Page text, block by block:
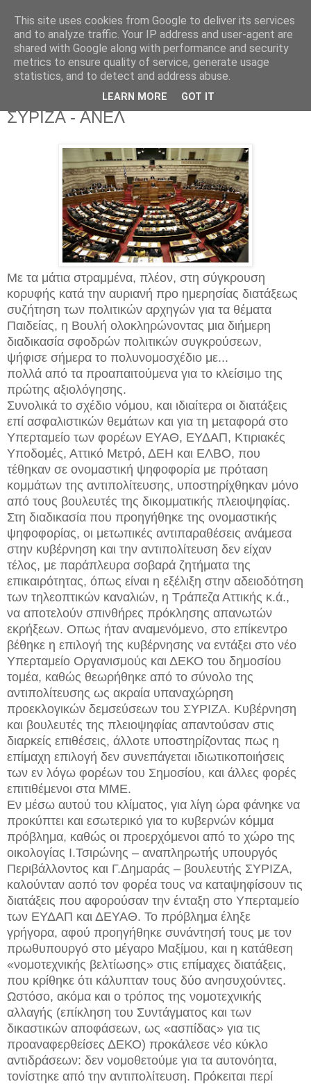
Τρίτη 27 Σεπτεμβρίου 2016
Ψηφίστηκαν τα προαπαιτούμενα από
ΣΥΡΙΖΑ - ΑΝΕΛ
Με τα μάτια στραμμένα, πλέον, στη σύγκρουση
κορυφής κατά την αυριανή προ ημερησίας διατάξεως
συζήτηση των πολιτικών αρχηγών για τα θέματα
Παιδείας, η Βουλή ολοκληρώνοντας μια διήμερη
διαδικασία σφοδρών πολιτικών συγκρούσεων,
ψήφισε σήμερα το πολυνομοσχέδιο με...
πολλά από τα προαπαιτούμενα για το κλείσιμο της
πρώτης αξιολόγησης.
Συνολικά το σχέδιο νόμου, και ιδιαίτερα οι διατάξεις
επί ασφαλιστικών θεμάτων και για τη μεταφορά στο
Υπερταμείο των φορέων ΕΥΑΘ, ΕΥΔΑΠ, Κτιριακές
Υποδομές, Αττικό Μετρό, ΔΕΗ και ΕΛΒΟ, που
τέθηκαν σε ονομαστική ψηφοφορία με πρόταση
κομμάτων της αντιπολίτευσης, υποστηρίχθηκαν μόνο
από τους βουλευτές της δικομματικής πλειοψηφίας.
Στη διαδικασία που προηγήθηκε της ονομαστικής
ψηφοφορίας, οι μετωπικές αντιπαραθέσεις ανάμεσα
στην κυβέρνηση και την αντιπολίτευση δεν είχαν
τέλος, με παράπλευρα σοβαρά ζητήματα της
επικαιρότητας, όπως είναι η εξέλιξη στην αδειοδότηση
των τηλεοπτικών καναλιών, η Τράπεζα Αττικής κ.ά.,
να αποτελούν σπινθήρες πρόκλησης απανωτών
εκρήξεων. Οπως ήταν αναμενόμενο, στο επίκεντρο
βέθηκε η επιλογή της κυβέρνησης να εντάξει στο νέο
Υπερταμείο Οργανισμούς και ΔΕΚΟ του δημοσίου
τομέα, καθώς θεωρήθηκε από το σύνολο της
αντιπολίτευσης ως ακραία υπαναχώρηση
προεκλογικών δεμσεύσεων του ΣΥΡΙΖΑ. Κυβέρνηση
και βουλευτές της πλειοψηφίας απαντούσαν στις
διαρκείς επιθέσεις, άλλοτε υποστηρίζοντας πως η
επίμαχη επιλογή δεν συνεπάγεται ιδιωτικοποιήσεις
των εν λόγω φορέων του Σημοσίου, και άλλες φορές
επιτιθέμενοι στα ΜΜΕ.
Εν μέσω αυτού του κλίματος, για λίγη ώρα φάνηκε να
προκύπτει και εσωτερικό για το κυβερνών κόμμα
πρόβλημα, καθώς οι προερχόμενοι από το χώρο της
οικολογίας Ι.Τσιρώνης – αναπληρωτής υπουργός
Περιβάλλοντος και Γ.Δημαράς – βουλευτής ΣΥΡΙΖΑ,
καλούνταν αοπό τον φορέα τους να καταψηφίσουν τις
διατάξεις που αφορούσαν την ένταξη στο Υπερταμείο
των ΕΥΔΑΠ και ΔΕΥΑΘ. Το πρόβλημα έληξε
γρήγορα, αφού προηγήθηκε συνάντησή τους με τον
πρωθυπουργό στο μέγαρο Μαξίμου, και η κατάθεση
«νομοτεχνικής βελτίωσης» στις επίμαχες διατάξεις,
που κρίθηκε ότι κάλυπταν τους δύο ανησυχούντες.
Ωστόσο, ακόμα και ο τρόπος της νομοτεχνικής
αλλαγής (επίκληση του Συντάγματος και των
δικαστικών αποφάσεων, ως «ασπίδας» για τις
προαναφερθείσες ΔΕΚΟ) προκάλεσε νέο κύκλο
αντιδράσεων: δεν νομοθετούμε για τα αυτονόητα,
τονίστηκε από την αντιπολίτευση. Πρόκειται περί
This site uses cookies from Google to deliver its services
and to analyze traffic. Your IP address and user-agent are
shared with Google along with performance and security
metrics to ensure quality of service, generate usage
statistics, and to detect and address abuse.
LEARN MORE GOT IT